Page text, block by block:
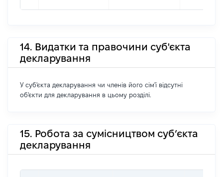
14. Видатки та правочини суб'єкта
декларування
У суб'єкта декларування чи членів його сім'ї відсутні
об'єкти для декларування в цьому розділі.
15. Робота за сумісництвом суб’єкта
декларування